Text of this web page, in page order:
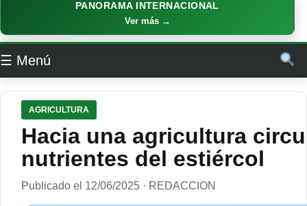
PANORAMA INTERNACIONAL
Ver más →
☰ Menú
AGRICULTURA
Hacia una agricultura
nutrientes del estiércol
Publicado el 12/06/2025 · REDACCION